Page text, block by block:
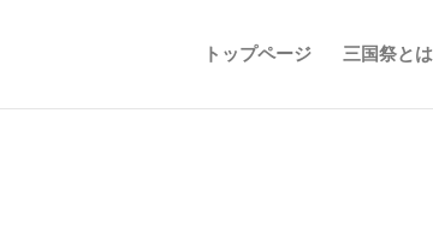
トップページ 三国祭とは